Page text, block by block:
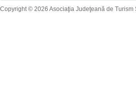
Copyright © 2026 Asociaţia Judeţeană de Turism